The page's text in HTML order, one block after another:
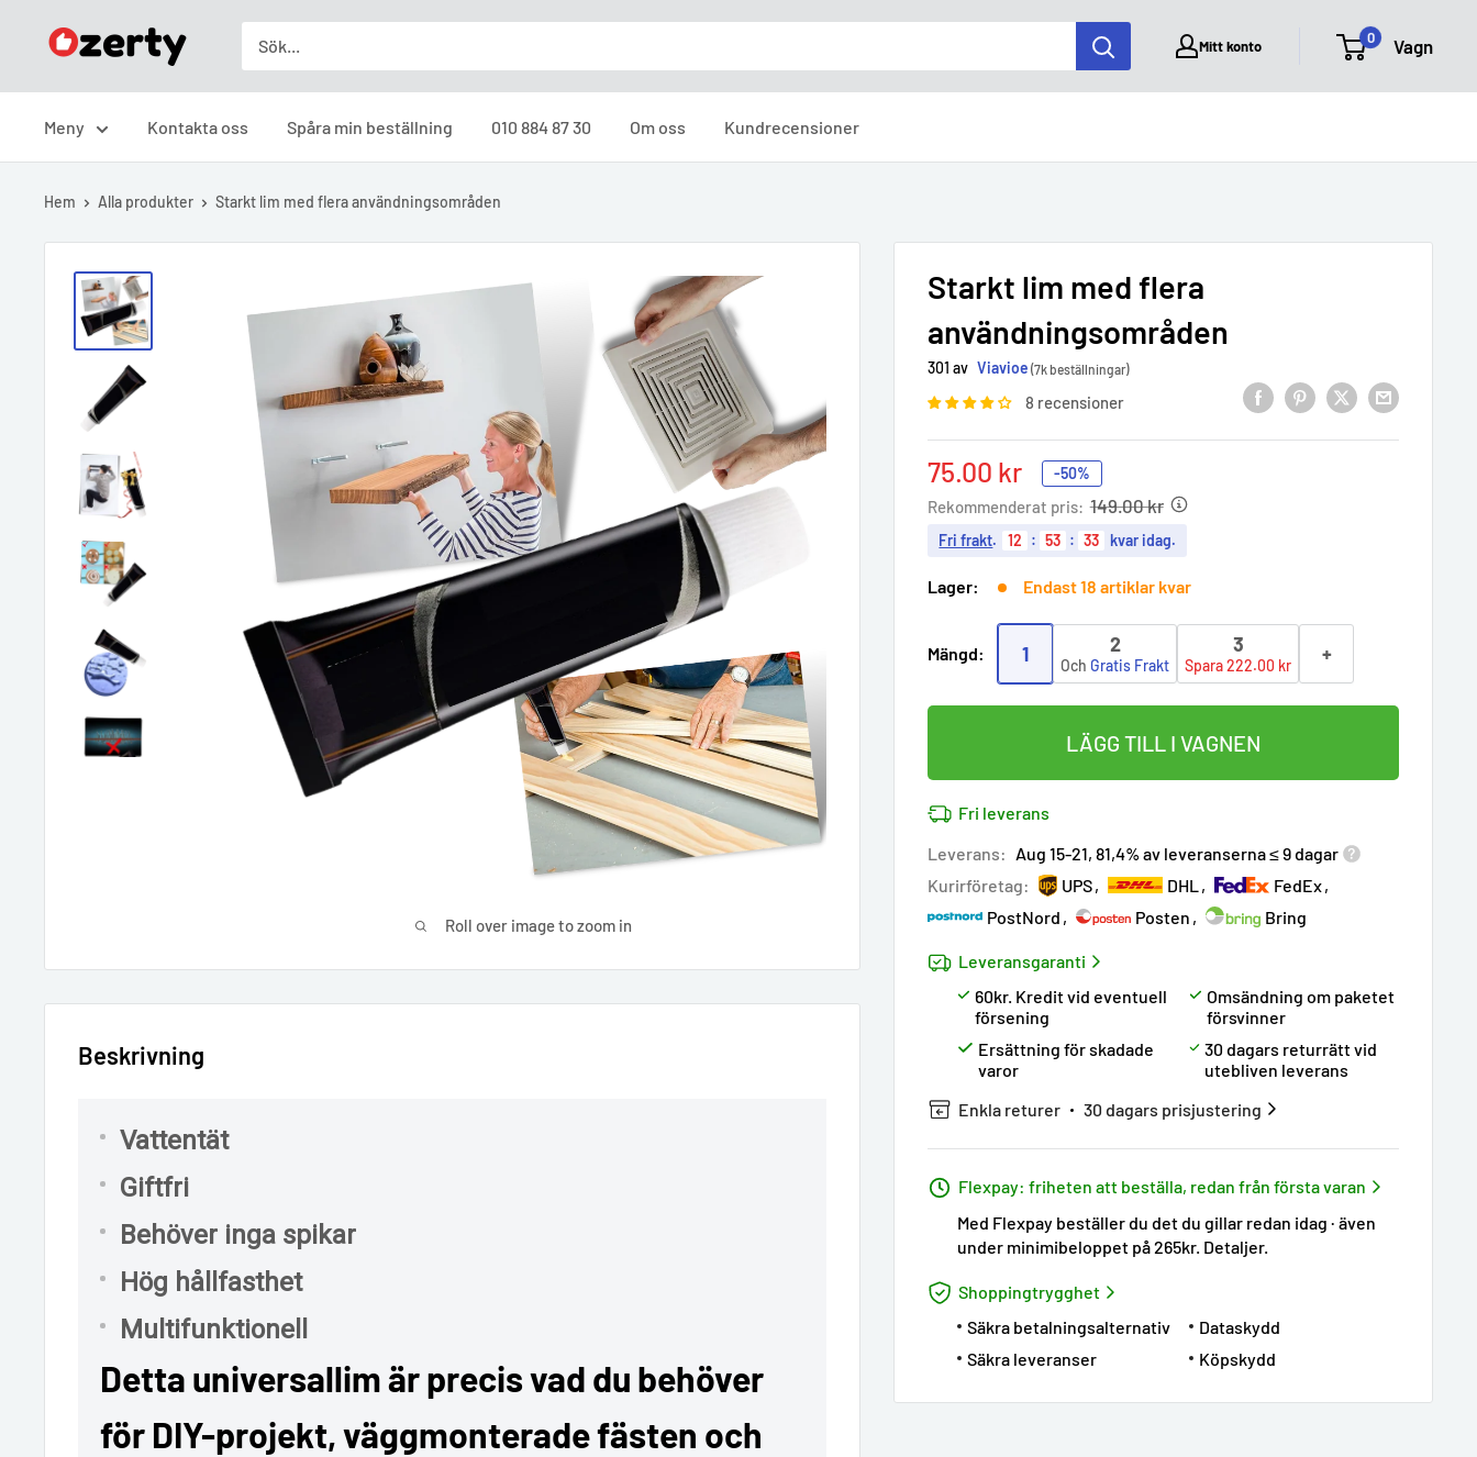
Ozerty
Mitt konto 0 Vagn
Meny Kontakta oss Spåra min beställning 010 884 87 30 Om oss Kundrecensioner
Hem Alla produkter Starkt lim med flera användningsområden
Roll over image to zoom in
Starkt lim med flera
användningsområden
301 av Viavioe (7k beställningar)
8 recensioner
Sale
price
75.00 kr -50%
Rekommenderat pris: 149.00 kr
Fri frakt. 12 : 53 : 32 kvar idag.
Lager: Endast 18 artiklar kvar
Mängd: 1 2
OchGratis Frakt
3
Spara 222.00 kr +
LÄGG TILL I VAGNEN
Fri leverans
Leverans: Aug 15-21, 81,4% av leveranserna ≤ 9 dagar
Kurirföretag:
UPS DHL
FedEx
PostNord
Posten Bring
Leveransgaranti
60kr. Kredit vid eventuell
försening
Omsändning om paketet
försvinner
Ersättning för skadade
varor
30 dagars returrätt vid
utebliven leverans
Enkla returer
30 dagars prisjustering
Flexpay: friheten att beställa, redan från första varan
Med Flexpay beställer du det du gillar redan idag · även
under minimibeloppet på 265kr. Detaljer.
Shoppingtrygghet
Säkra betalningsalternativ
Dataskydd
Säkra leveranser
Köpskydd
Beskrivning
Vattentät
Giftfri
Behöver inga spikar
Hög hållfasthet
Multifunktionell
Detta universallim är precis vad du behöver
för DIY-projekt, väggmonterade fästen och